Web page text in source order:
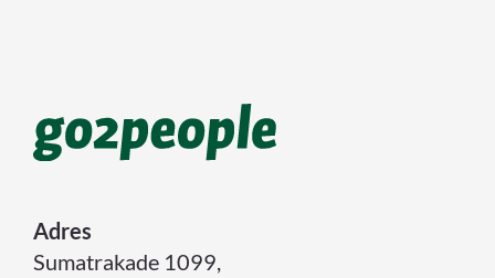
Adres
Sumatrakade 1099,